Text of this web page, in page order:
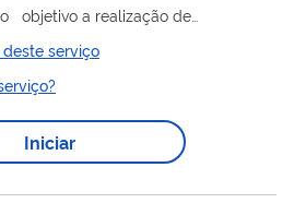
objetivo a realização de
de sinais de radiodifusão ou
desenvolvidos para essa
contra interferências). As
autorização para executar o Serviço
ou Experimentais terão seus
pelo Ministro,...
serviço
Iniciar